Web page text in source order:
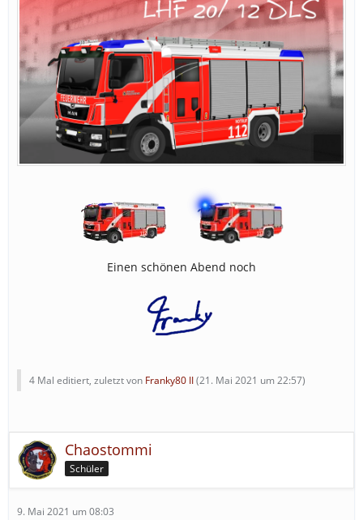
Einen schönen Abend noch
4 Mal editiert, zuletzt von Franky80 II(21. Mai 2021 um 22:57)
Chaostommi
Schüler
9. Mai 2021 um 08:03